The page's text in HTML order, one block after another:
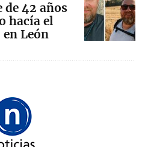
de 42 años
hacía el
León